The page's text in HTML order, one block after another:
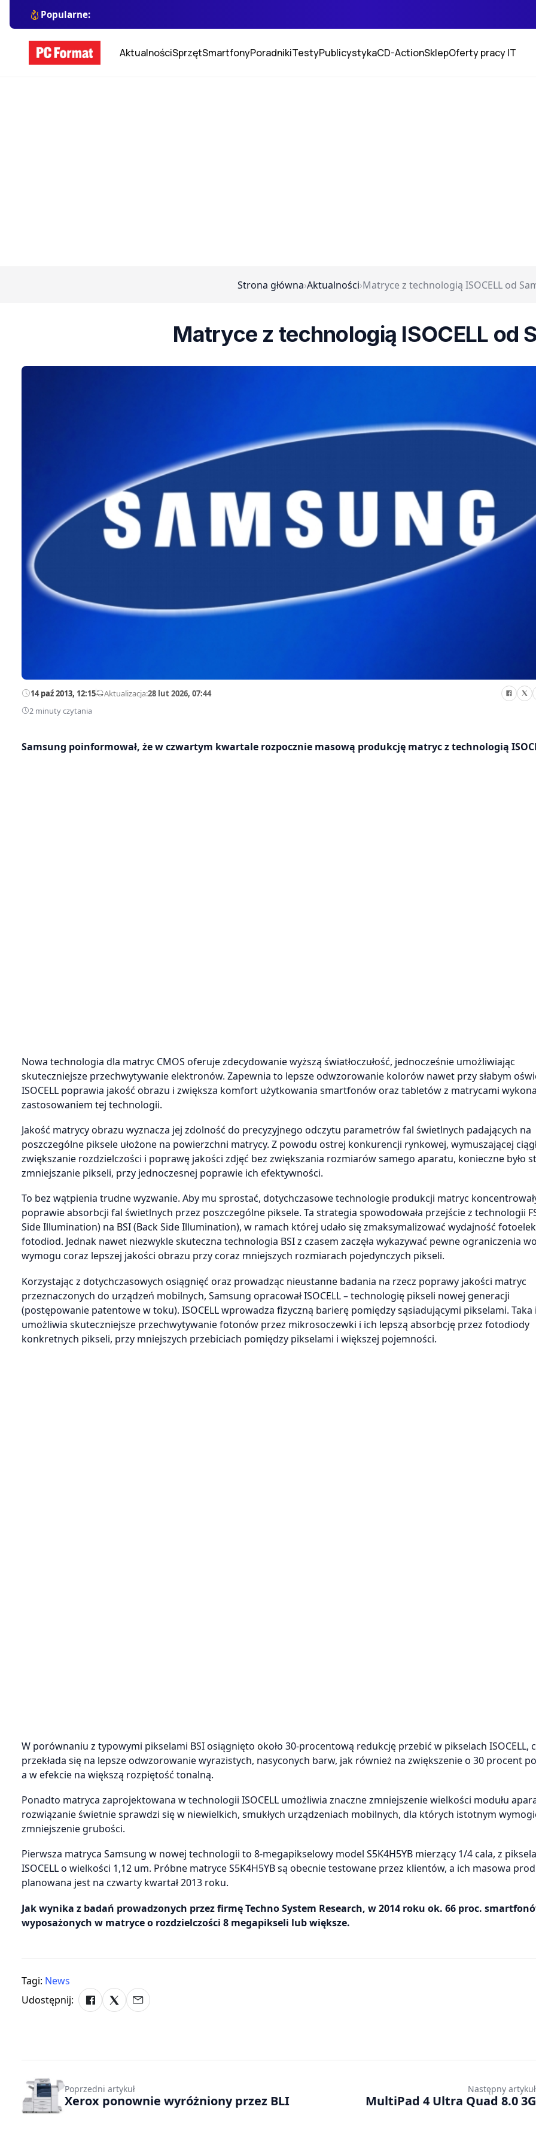
Popularne:
AktualnościSprzętSmartfonyPoradnikiTestyPublicystykaCD-ActionSklepOferty pracy IT
Strona główna›Aktualności›Matryce z technologią ISOCELL od
Matryce z technologią ISOCELL od
14 paź 2013, 12:15—Aktualizacja:28 lut 2026, 07:44
2 minuty czytania
Samsung poinformował, że w czwartym kwartale rozpocznie masową produkcję matryc z technologią
Nowa technologia dla matryc CMOS oferuje zdecydowanie wyższą światłoczułość, jednocześnie umożliwiając
skuteczniejsze przechwytywanie elektronów. Zapewnia to lepsze odwzorowanie kolorów nawet przy słabym
ISOCELL poprawia jakość obrazu i zwiększa komfort użytkowania smartfonów oraz tabletów z matrycami
zastosowaniem tej technologii.
Jakość matrycy obrazu wyznacza jej zdolność do precyzyjnego odczytu parametrów fal świetlnych padających na
poszczególne piksele ułożone na powierzchni matrycy. Z powodu ostrej konkurencji rynkowej, wymuszającej
zwiększanie rozdzielczości i poprawę jakości zdjęć bez zwiększania rozmiarów samego aparatu, konieczne było
zmniejszanie pikseli, przy jednoczesnej poprawie ich efektywności.
To bez wątpienia trudne wyzwanie. Aby mu sprostać, dotychczasowe technologie produkcji matryc
poprawie absorbcji fal świetlnych przez poszczególne piksele. Ta strategia spowodowała przejście z technologii
Side Illumination) na BSI (Back Side Illumination), w ramach której udało się zmaksymalizować wydajność
fotodiod. Jednak nawet niezwykle skuteczna technologia BSI z czasem zaczęła wykazywać pewne ograniczenia
wymogu coraz lepszej jakości obrazu przy coraz mniejszych rozmiarach pojedynczych pikseli.
Korzystając z dotychczasowych osiągnięć oraz prowadząc nieustanne badania na rzecz poprawy jakości matryc
przeznaczonych do urządzeń mobilnych, Samsung opracował ISOCELL – technologię pikseli nowej generacji
(postępowanie patentowe w toku). ISOCELL wprowadza fizyczną barierę pomiędzy sąsiadującymi pikselami. Taka
umożliwia skuteczniejsze przechwytywanie fotonów przez mikrosoczewki i ich lepszą absorbcję przez fotodiody
konkretnych pikseli, przy mniejszych przebiciach pomiędzy pikselami i większej pojemności.
W porównaniu z typowymi pikselami BSI osiągnięto około 30-procentową redukcję przebić w pikselach ISOCELL,
przekłada się na lepsze odwzorowanie wyrazistych, nasyconych barw, jak również na zwiększenie o 30 procent
a w efekcie na większą rozpiętość tonalną.
Ponadto matryca zaprojektowana w technologii ISOCELL umożliwia znaczne zmniejszenie wielkości modułu
rozwiązanie świetnie sprawdzi się w niewielkich, smukłych urządzeniach mobilnych, dla których istotnym
zmniejszenie grubości.
Pierwsza matryca Samsung w nowej technologii to 8-megapikselowy model S5K4H5YB mierzący 1/4 cala, z
ISOCELL o wielkości 1,12 um. Próbne matryce S5K4H5YB są obecnie testowane przez klientów, a ich masowa
planowana jest na czwarty kwartał 2013 roku.
Jak wynika z badań prowadzonych przez firmę Techno System Research, w 2014 roku ok. 66 proc.
wyposażonych w matryce o rozdzielczości 8 megapikseli lub większe.
Tagi: News
Udostępnij:
Poprzedni artykuł
Xerox ponownie wyróżniony przez BLI
Następny artykuł
MultiPad 4 Ultra Quad 8.0 3G